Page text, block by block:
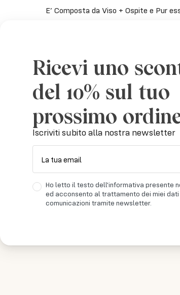
E’ Composta da Viso + Ospite e Pur
La fantasia della Balza può variare
Lavabile in lavatrice a 40°. Si può
Misure:
Viso: 60×110 cmOspite: 60×38 cm
Ricevi uno
del 10% sul tuo
prossimo
Iscriviti subito alla nostra newsletter
La tua email
Ho letto il testo dell'informativa presente
ed acconsento al trattamento dei miei
comunicazioni tramite newsletter.